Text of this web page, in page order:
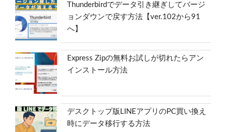
Thunderbirdでデータ引き継ぎしてバージ
ョンダウンで戻す方法【ver.102から91
へ】
Express Zipの無料お試しが切れたらアン
インストール方法
デスクトップ版LINEアプリのPC買い換え
時にデータ移行する方法